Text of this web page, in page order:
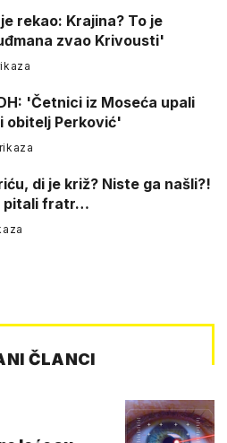
rekao: Krajina? To je
zvao Krivousti'
'Četnici iz Moseća upali
obitelj Perković'
di je križ? Niste ga našli?!
pitali fratr…
ČLANCI